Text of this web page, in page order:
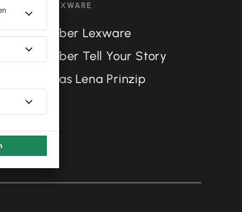
LEXWARE
Über Lexware
Über Tell Your Story
Das Lena Prinzip